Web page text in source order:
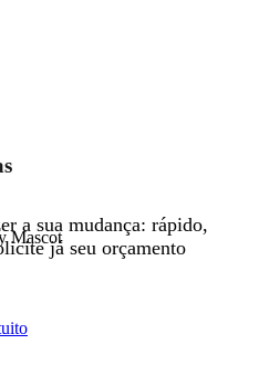
a sua mudança: rápido,
já seu orçamento